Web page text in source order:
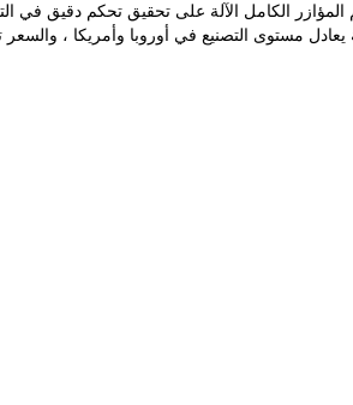
المؤازر الكامل الآلة على تحقيق تحكم دقيق في
يعادل مستوى التصنيع في أوروبا وأمريكا ،